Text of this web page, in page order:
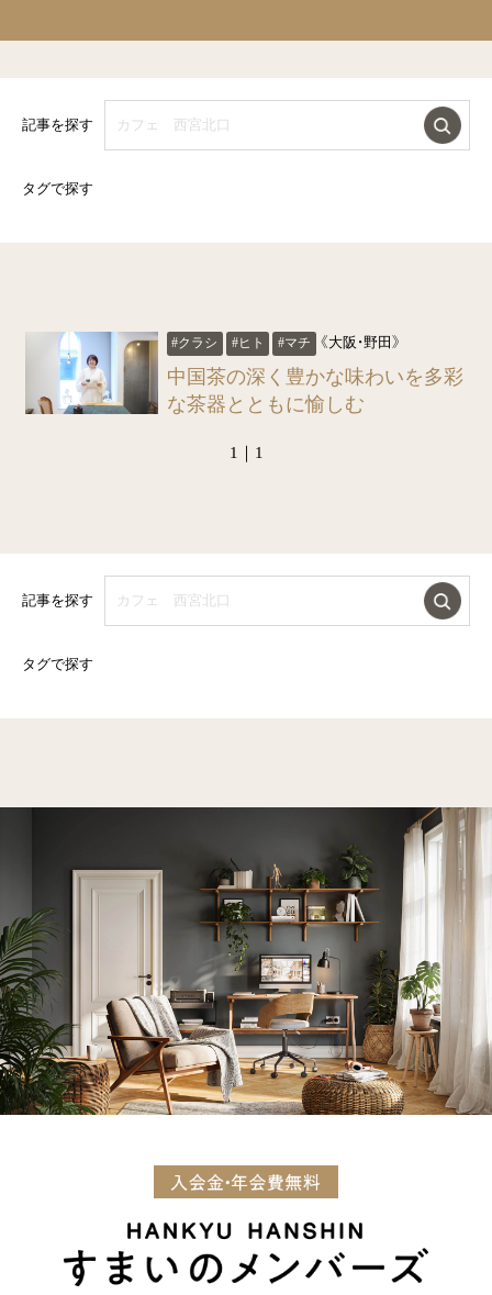
記事を探す
タグで探す
#クラシ #ヒト #マチ 《大阪・野田》
中国茶の深く豊かな味わいを多彩
な茶器とともに愉しむ
1｜1
記事を探す
タグで探す